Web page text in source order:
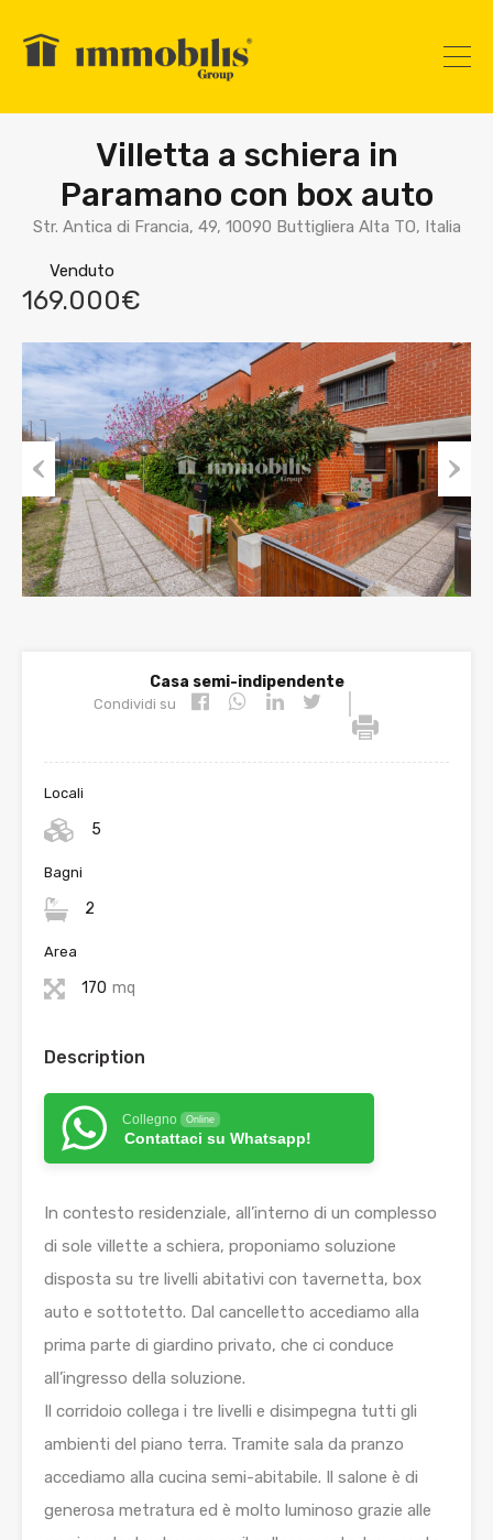
Villetta a schiera in
Paramano con box auto
Str. Antica di Francia, 49, 10090 Buttigliera Alta TO, Italia
Venduto
169.000€
Prev
ious
Nex
t
Casa semi-indipendente
Condividi su
Locali
5
Bagni
2
Area
170 mq
Description
Collegno Online
Contattaci su Whatsapp!
In contesto residenziale, all’interno di un complesso
di sole villette a schiera, proponiamo soluzione
disposta su tre livelli abitativi con tavernetta, box
auto e sottotetto. Dal cancelletto accediamo alla
prima parte di giardino privato, che ci conduce
all’ingresso della soluzione.
Il corridoio collega i tre livelli e disimpegna tutti gli
ambienti del piano terra. Tramite sala da pranzo
accediamo alla cucina semi-abitabile. Il salone è di
generosa metratura ed è molto luminoso grazie alle